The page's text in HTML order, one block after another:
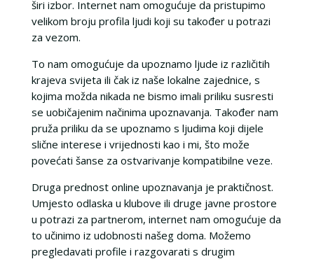
širi izbor. Internet nam omogućuje da pristupimo
velikom broju profila ljudi koji su također u potrazi
za vezom.
To nam omogućuje da upoznamo ljude iz različitih
krajeva svijeta ili čak iz naše lokalne zajednice, s
kojima možda nikada ne bismo imali priliku susresti
se uobičajenim načinima upoznavanja. Također nam
pruža priliku da se upoznamo s ljudima koji dijele
slične interese i vrijednosti kao i mi, što može
povećati šanse za ostvarivanje kompatibilne veze.
Druga prednost online upoznavanja je praktičnost.
Umjesto odlaska u klubove ili druge javne prostore
u potrazi za partnerom, internet nam omogućuje da
to učinimo iz udobnosti našeg doma. Možemo
pregledavati profile i razgovarati s drugim